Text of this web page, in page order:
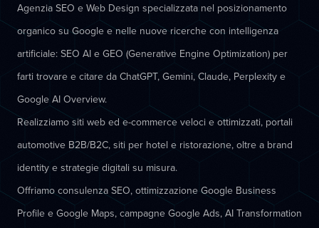
Agenzia SEO e Web Design specializzata nel posizionamento
organico su Google e nelle nuove ricerche con intelligenza
artificiale: SEO AI e GEO (Generative Engine Optimization) per
farti trovare e citare da ChatGPT, Gemini, Claude, Perplexity e
Google AI Overview.
Realizziamo siti web ed e-commerce veloci e ottimizzati, portali
automotive B2B/B2C, siti per hotel e ristorazione, oltre a brand
identity e strategie digitali su misura.
Offriamo consulenza SEO, ottimizzazione Google Business
Profile e Google Maps, campagne Google Ads, AI Transformation